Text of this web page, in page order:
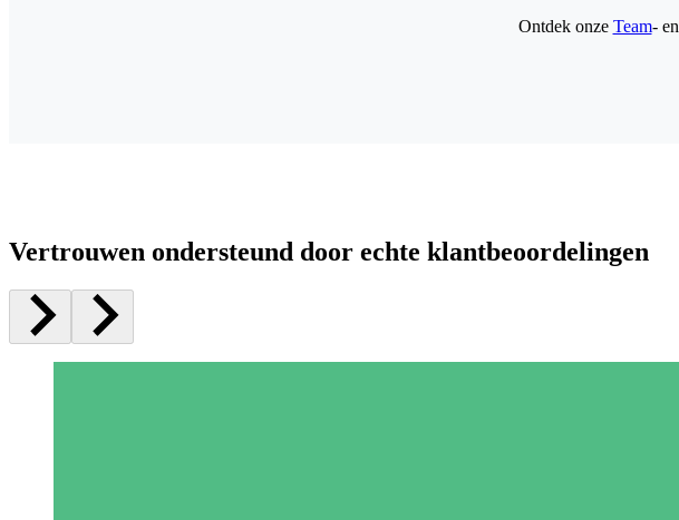
Ontdek onze Team- en
Vertrouwen ondersteund door echte klantbeoordelingen